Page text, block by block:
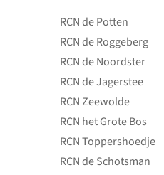
RCN de Potten
RCN de Roggeberg
RCN de Noordster
RCN de Jagerstee
RCN Zeewolde
RCN het Grote Bos
RCN Toppershoedje
RCN de Schotsman